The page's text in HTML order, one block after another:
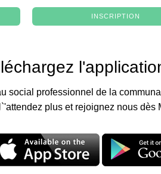
INSCRIPTION
social professionnel de la
plus et rejoignez nous dès